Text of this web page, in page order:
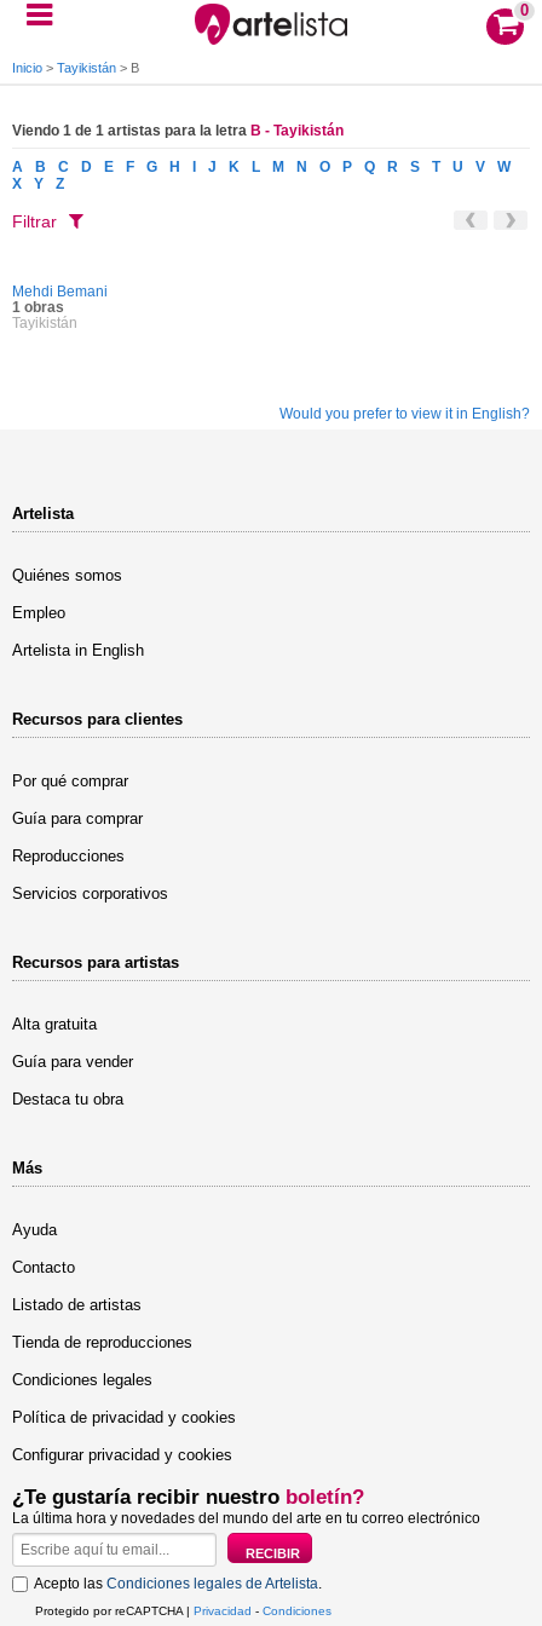
0
Inicio > Tayikistán > B
Viendo 1 de 1 artistas para la letra B - Tayikistán
A B C D E F G H J K L M N O P Q R S T U V
W
X
Y Z
Filtrar
Mehdi Bemani
1 obras
Tayikistán
Would you prefer to view it in English?
Artelista
Quiénes somos
Empleo
Artelista in English
Recursos para clientes
Por qué comprar
Guía para comprar
Reproducciones
Servicios corporativos
Recursos para artistas
Alta gratuita
Guía para vender
Destaca tu obra
Más
Ayuda
Contacto
Listado de artistas
Tienda de reproducciones
Condiciones legales
Política de privacidad y cookies
Configurar privacidad y cookies
¿Te gustaría recibir nuestro boletín?
La última hora y novedades del mundo del arte en tu correo electrónico
Acepto las Condiciones legales de Artelista.
Protegido por reCAPTCHA | Privacidad - Condiciones